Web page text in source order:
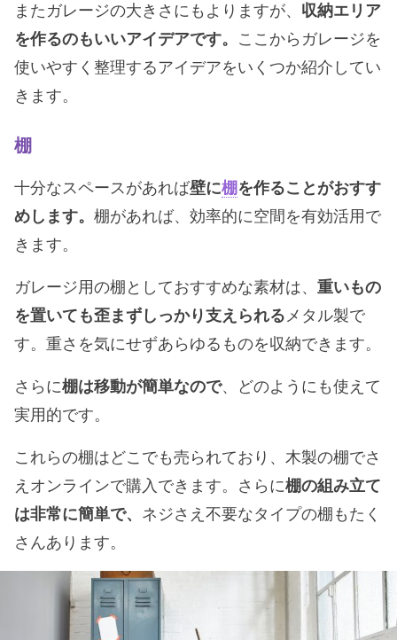
またガレージの大きさにもよりますが、 収納エリア
を作るのもいいアイデアです。 ここからガレージを
使いやすく整理するアイデアをいくつか紹介してい
きます。
棚
十分なスペースがあれば壁に棚を作ることがおすす
めします。 棚があれば、効率的に空間を有効活用で
きます。
ガレージ用の棚としておすすめな素材は、 重いもの
を置いても歪まずしっかり支えられる メタル製で
す。重さを気にせずあらゆるものを収納できます。
さらに棚は移動が簡単なので、どのようにも使えて
実用的です。
これらの棚はどこでも売られており、木製の棚でさ
えオンラインで購入できます。さらに棚の組み立て
は非常に簡単で、 ネジさえ不要なタイプの棚もたく
さんあります。